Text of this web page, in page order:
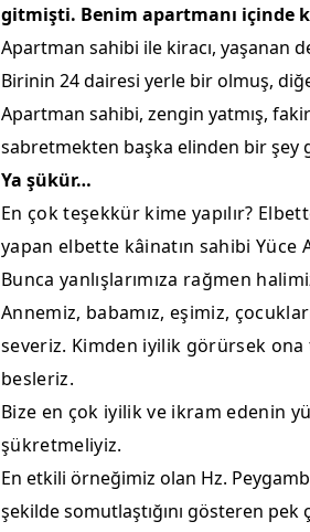
gitmişti. Benim apartmanı içinde
Apartman sahibi ile kiracı, yaşanan
Birinin 24 dairesi yerle bir olmuş,
Apartman sahibi, zengin yatmış,
sabretmekten başka elinden bir şey
Ya şükür…
En çok teşekkür kime yapılır?
yapan elbette kâinatın sahibi Yüce
Bunca yanlışlarımıza rağmen
Annemiz, babamız, eşimiz,
severiz. Kimden iyilik görürsek
besleriz.
Bize en çok iyilik ve ikram edenin
şükretmeliyiz.
En etkili örneğimiz olan Hz.
şekilde somutlaştığını gösteren